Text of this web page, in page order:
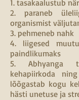
1. tasakaalustub
2. paraneb
organismist
3. pehmeneb nahk
4. liigesed
paindlikumaks
5. Abhyanga
kehapiirkoda
lõõgastab kogu
hästi unetuse ja